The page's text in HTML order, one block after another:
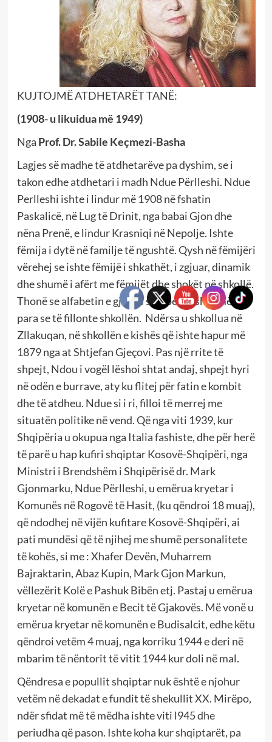
KUJTOJMË ATDHETARËT TANË:
(1908- u likuidua më 1949)
Nga Prof. Dr. Sabile Keçmezi-Basha
Lagjes së madhe të atdhetarëve pa dyshim, se i
takon edhe atdhetari i madh Ndue Përlleshi. Ndue
Perlleshi ishte i lindur më 1908 në fshatin
Paskalicë, në Lug të Drinit, nga babai Gjon dhe
nëna Prenë, e lindur Krasniqi në Nepolje. Ishte
fëmija i dytë në familje të ngushtë. Qysh në fëmijëri
vërehej se ishte fëmijë i shkathët, i zgjuar, dinamik
dhe shumë i afërt me fëmijët dhe shokët në shkollë.
Thonë se alfabetin e gjuhës shqipe e kishte mësuar
para se të fillonte shkollën. Ndërsa u shkollua në
Zllakuqan, në shkollën e kishës që ishte hapur më
1879 nga at Shtjefan Gjeçovi. Pas një rrite të
shpejt, Ndou i vogël lëshoi shtat andaj, shpejt hyri
në odën e burrave, aty ku flitej për fatin e kombit
dhe të atdheu. Ndue si i ri, filloi të merrej me
situatën politike në vend. Që nga viti 1939, kur
Shqipëria u okupua nga Italia fashiste, dhe për herë
të parë u hap kufiri shqiptar Kosovë-Shqipëri, nga
Ministri i Brendshëm i Shqipërisë dr. Mark
Gjonmarku, Ndue Përlleshi, u emërua kryetar i
Komunës në Rogovë të Hasit, (ku qëndroi 18 muaj),
që ndodhej në vijën kufitare Kosovë-Shqipëri, ai
pati mundësi që të njihej me shumë personalitete
të kohës, si me : Xhafer Devën, Muharrem
Bajraktarin, Abaz Kupin, Mark Gjon Markun,
vëllezërit Kolë e Pashuk Bibën etj. Pastaj u emërua
kryetar në komunën e Becit të Gjakovës. Më vonë u
emërua kryetar në komunën e Budisalcit, edhe këtu
qëndroi vetëm 4 muaj, nga korriku 1944 e deri në
mbarim të nëntorit të vitit 1944 kur doli në mal.
Qëndresa e popullit shqiptar nuk është e njohur
vetëm në dekadat e fundit të shekullit XX. Mirëpo,
ndër sfidat më të mëdha ishte viti l945 dhe
periudha që pason. Ishte koha kur shqiptarët, pa